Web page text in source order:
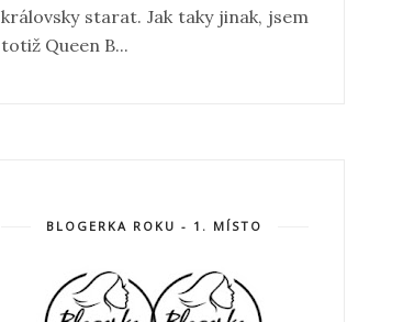
královsky starat. Jak taky jinak, jsem
totiž Queen B...
BLOGERKA ROKU - 1. MÍSTO